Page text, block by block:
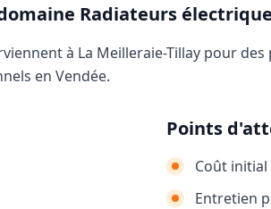
Radiateurs
à La Meilleraie-Tillay pour
en Vendée.
Points
Coût initial
Entretien